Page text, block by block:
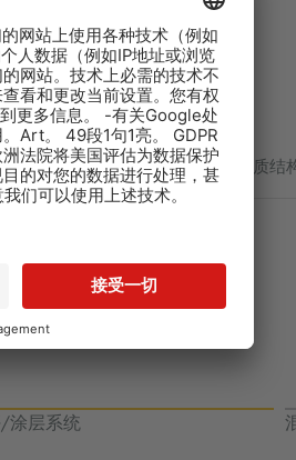
饰面 柔性矿物质结
涂层系统